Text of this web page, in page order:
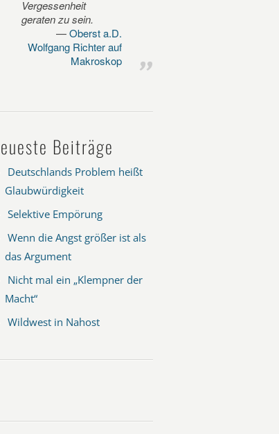
Vergessenheit
geraten zu sein.
Oberst a.D.
Wolfgang Richter auf
Makroskop
Beiträge
Deutschlands Problem heißt
Glaubwürdigkeit
Selektive Empörung
Wenn die Angst größer ist als
das Argument
Nicht mal ein „Klempner der
Macht“
Wildwest in Nahost